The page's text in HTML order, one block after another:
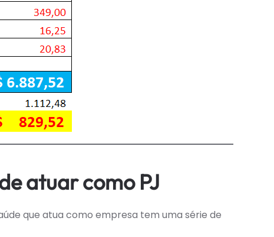
atuar como PJ
que atua como empresa tem uma série de